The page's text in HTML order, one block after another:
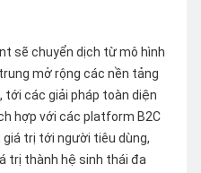
sẽ chuyển dịch từ mô hình
mở rộng các nền tảng
tới các giải pháp toàn diện
hợp với các platform B2C
trị tới người tiêu dùng,
trị thành hệ sinh thái đa